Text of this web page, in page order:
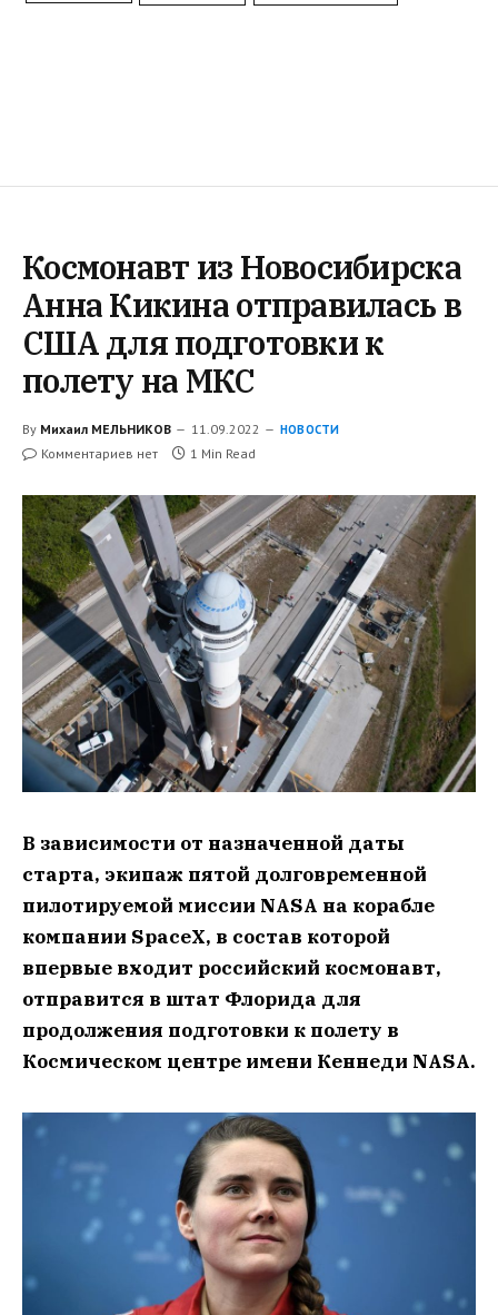
Космонавт из Новосибирска
Анна Кикина отправилась в
США для подготовки к
полету на МКС
By Михаил МЕЛЬНИКОВ 11.09.2022 НОВОСТИ
Комментариев нет 1 Min Read
В зависимости от назначенной даты
старта, экипаж пятой долговременной
пилотируемой миссии NASA на корабле
компании SpaceX, в состав которой
впервые входит российский космонавт,
отправится в штат Флорида для
продолжения подготовки к полету в
Космическом центре имени Кеннеди NASA.